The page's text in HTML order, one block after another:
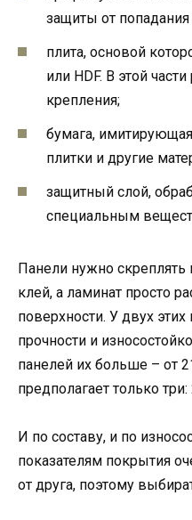
защиты от
плита, основой
или HDF. В этой
крепления;
бумага,
плитки и другие
защитный слой,
специальным
Панели нужно
клей, а ламинат просто
поверхности. У двух
прочности и
панелей их больше – от
предполагает только три:
И по составу, и по
показателям покрытия
от друга, поэтому